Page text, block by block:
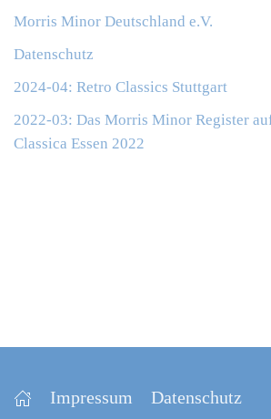
Morris Minor Deutschland e.V.
Datenschutz
2024-04: Retro Classics Stuttgart
2022-03: Das Morris Minor Register
Classica Essen 2022
Impressum Datenschutz